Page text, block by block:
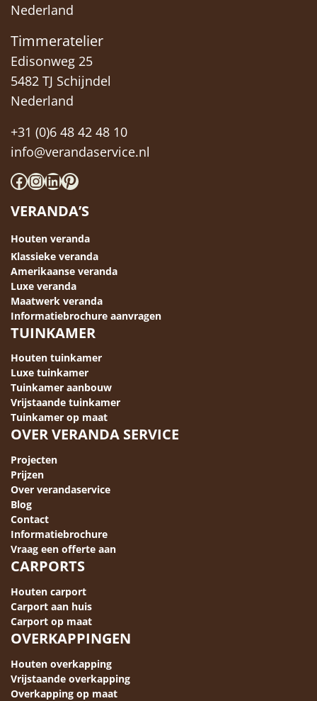
Nederland
Timmeratelier
Edisonweg 25
5482 TJ Schijndel
Nederland
+31 (0)6 48 42 48 10
info@verandaservice.nl
Facebook InstagramLinkedIn Pinterest
VERANDA’S
Houten veranda
Klassieke veranda
Amerikaanse veranda
Luxe veranda
Maatwerk veranda
Informatiebrochure aanvragen
TUINKAMER
Houten tuinkamer
Luxe tuinkamer
Tuinkamer aanbouw
Vrijstaande tuinkamer
Tuinkamer op maat
OVER VERANDA SERVICE
Projecten
Prijzen
Over verandaservice
Blog
Contact
Informatiebrochure
Vraag een offerte aan
CARPORTS
Houten carport
Carport aan huis
Carport op maat
OVERKAPPINGEN
Houten overkapping
Vrijstaande overkapping
Overkapping op maat